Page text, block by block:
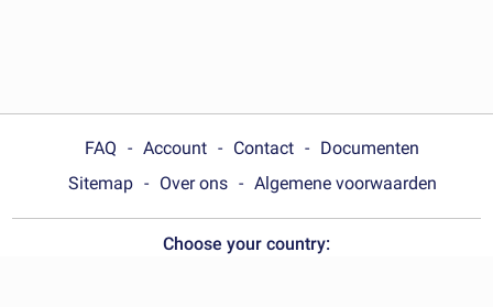
FAQ Account Contact
Documenten
Sitemap
Over ons Algemene voorwaarden
Choose your country: